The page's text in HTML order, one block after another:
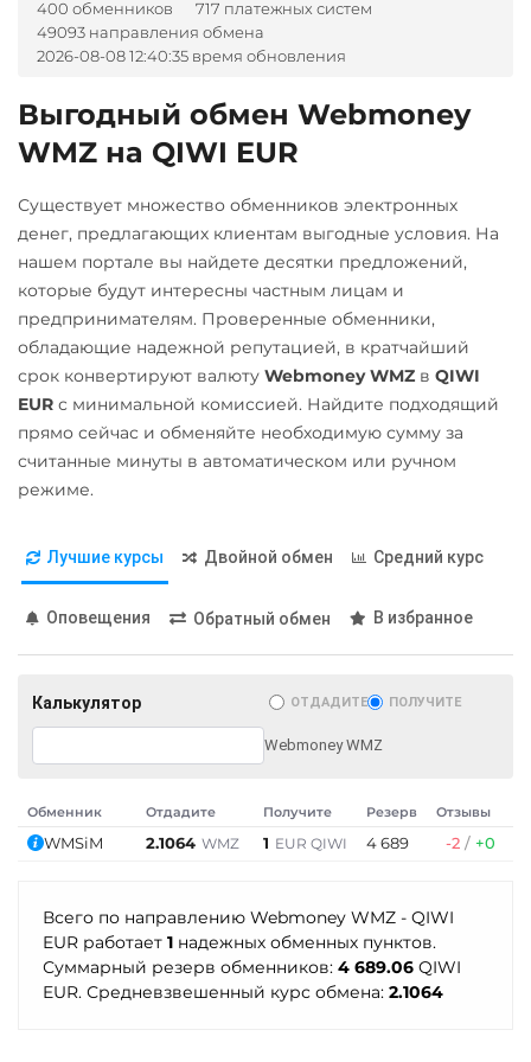
RUB UAH
РНКБ RUB
Россельхоз банк RUB
Сбербанк
RUB
СБП RUB
Совкомбанк RUB
Тинькофф
RUB
400 обменников
717 платежных систем
49093 направления обмена
2026-08-08 12:40:35 время обновления
Выгодный обмен Webmoney
WMZ на QIWI EUR
Существует множество обменников электронных
денег, предлагающих клиентам выгодные условия. На
нашем портале вы найдете десятки предложений,
которые будут интересны частным лицам и
предпринимателям. Проверенные обменники,
обладающие надежной репутацией, в кратчайший
срок конвертируют валюту Webmoney WMZ в QIWI
EUR с минимальной комиссией. Найдите подходящий
прямо сейчас и обменяйте необходимую сумму за
считанные минуты в автоматическом или ручном
режиме.
Лучшие курсы Двойной обмен Средний курс
Оповещения Обратный обмен В избранное
Калькулятор ОТДАДИТЕ ПОЛУЧИТЕ
Webmoney WMZ
Обменник Отдадите Получите Резерв Отзывы
WMSiM 2.1064 WMZ 1 EUR QIWI 4 689 -2 / +0
Всего по направлению Webmoney WMZ - QIWI
EUR работает 1 надежных обменных пунктов.
Суммарный резерв обменников: 4 689.06 QIWI
EUR. Средневзвешенный курс обмена: 2.1064